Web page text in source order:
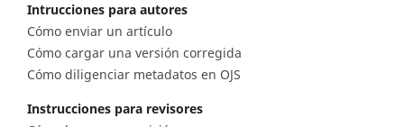
Intrucciones para autores
Cómo enviar un artículo
Cómo cargar una versión corregida
Cómo diligenciar metadatos en OJS
Instrucciones para revisores